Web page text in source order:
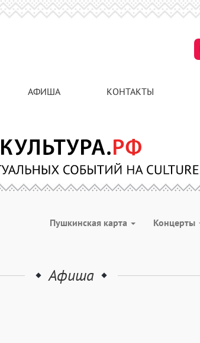
АФИША КОНТАКТЫ
Пушкинская карта Концерты
Афиша